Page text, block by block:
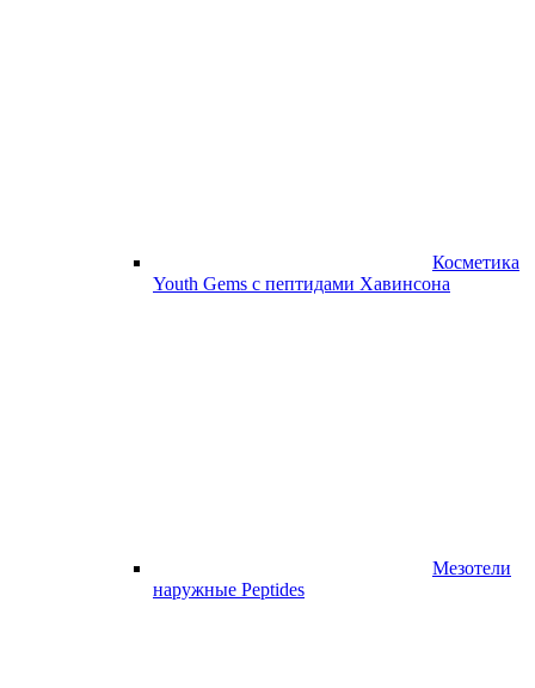
Косметика
Youth Gems с пептидами Хавинсона
Мезотели
наружные Peptides